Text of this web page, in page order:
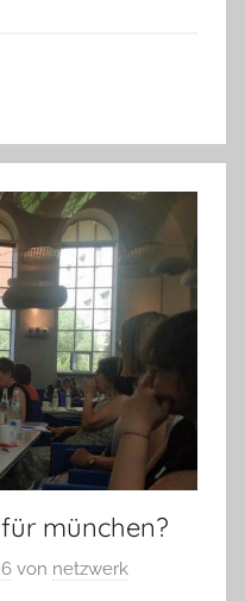
münchen?
von netzwerk